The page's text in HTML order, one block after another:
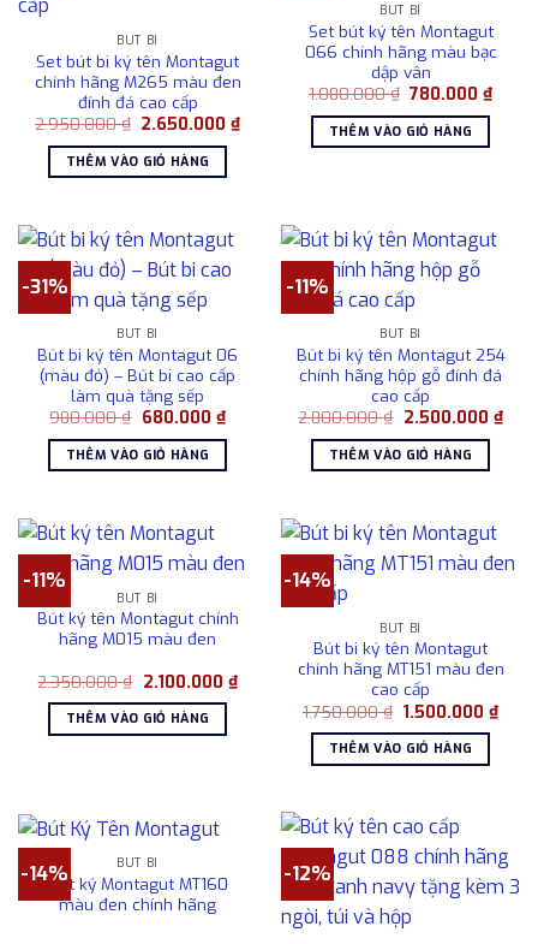
BÚT BI
Set bút bi ký tên Montagut
chính hãng M265 màu đen
đính đá cao cấp
2.950.000₫ Giá
là:
2.950.000 ₫.
2.650.000₫Giá
hiện
THÊM VÀO GIỎ HÀNG
BÚT BI
Set bút ký tên Montagut
066 chính hãng màu bạc
dập vân
1.080.000₫ Giá
là:
1.080.000 ₫.
780.000₫Giá
hiện
THÊM VÀO GIỎ HÀNG
-31%
BÚT BI
Bút bi ký tên Montagut 06
(màu đỏ) – Bút bi cao cấp
làm quà tặng sếp
980.000₫ Giá
là:
980.000 ₫.
680.000 ₫Giá
hiện
tại
680.000 ₫.
THÊM VÀO GIỎ HÀNG
-11%
BÚT BI
Bút bi ký tên Montagut 254
chính hãng hộp gỗ đính đá
cao cấp
2.800.000₫ Giá
là:
2.800.000 ₫.
2.500.000 ₫Giá
hiện
THÊM VÀO GIỎ HÀNG
-11%
BÚT BI
Bút ký tên Montagut chính
hãng M015 màu đen
2.350.000₫ Giá
là:
2.350.000 ₫.
2.100.000 ₫Giá
hiện
THÊM VÀO GIỎ HÀNG
-14%
BÚT BI
Bút bi ký tên Montagut
chính hãng MT151 màu đen
cao cấp
1.750.000₫ Giá
là:
1.750.000 ₫.
1.500.000₫Giá
hiện
THÊM VÀO GIỎ HÀNG
-14% BÚT BI
Bút ký Montagut MT160
màu đen chính hãng
-12%